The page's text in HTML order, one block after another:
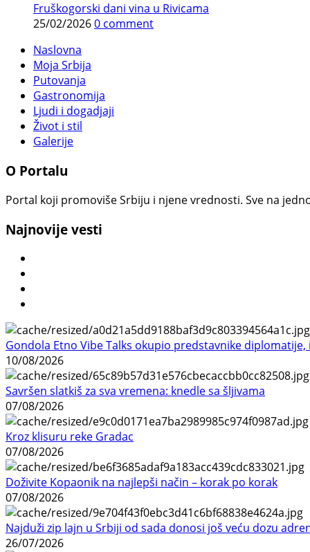
Fruškogorski dani vina u Rivicama
25/02/20260 comment
Naslovna
Moja Srbija
Putovanja
Gastronomija
Ljudi i dogadjaji
Život i stil
Galerije
O Portalu
Portal koji promoviše Srbiju i njene vrednosti. Sve na
Najnovije vesti
Gondola Etno Vibe Talks okupio predstavnike
10/08/2026
Savršen slatkiš za sva vremena: knedle sa šljivama
07/08/2026
Kroz klisuru reke Gradac
07/08/2026
Doživite Kopaonik na najlepši način – korak po korak
07/08/2026
Najduži zip lajn u Srbiji od sada donosi još veću dozu
26/07/2026